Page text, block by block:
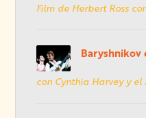
Film de Herbert Ross
Baryshnikov
con Cynthia Harvey y